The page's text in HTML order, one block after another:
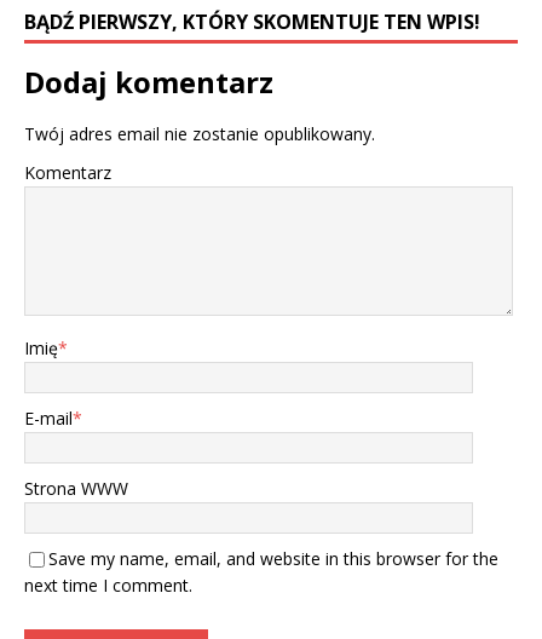
BĄDŹ PIERWSZY, KTÓRY SKOMENTUJE TEN WPIS!
Dodaj komentarz
Twój adres email nie zostanie opublikowany.
Komentarz
Imię*
E-mail*
Strona WWW
Save my name, email, and website in this browser for the
next time I comment.